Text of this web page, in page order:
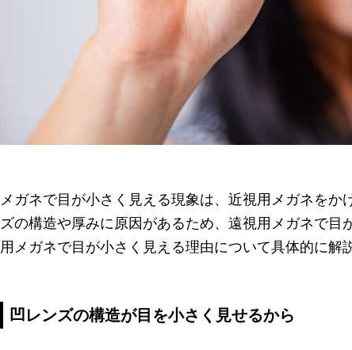
メガネで目が小さく見える現象は、近視用メガネを
ズの構造や厚みに原因があるため、遠視用メガネで
用メガネで目が小さく見える理由について具体的に解
凹レンズの構造が目を小さく見せるから